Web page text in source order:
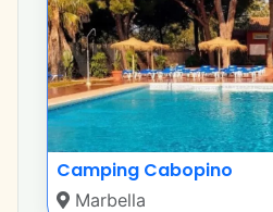
Camping Cabopino
Marbella